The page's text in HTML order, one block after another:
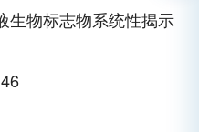
生物标志物系统性揭示